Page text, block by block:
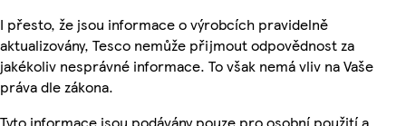
I přesto, že jsou informace o výrobcích pravidelně
aktualizovány, Tesco nemůže přijmout odpovědnost za
jakékoliv nesprávné informace. To však nemá vliv na Vaše
práva dle zákona.
Tyto informace jsou podávány pouze pro osobní použití a